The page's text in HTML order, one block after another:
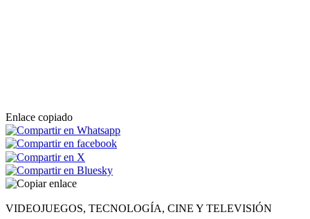
Enlace copiado
VIDEOJUEGOS, TECNOLOGÍA, CINE Y TELEVISIÓN